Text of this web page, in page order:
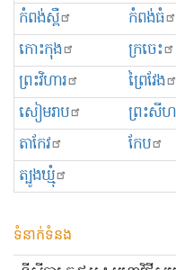
កំពង់ស្ពឺ
កំពង់ធំ
កោះកុង
ក្រចេះ
ព្រះ​វិហារ
ព្រៃវែង
សៀមរាប
ព្រះសី
តាកែវ
កែប
ត្បូងឃ្មុំ
ទំនាក់ទំនង